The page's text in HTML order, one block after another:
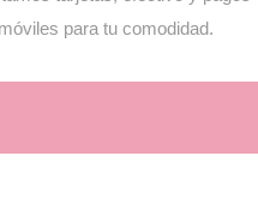
móviles para tu comodidad.